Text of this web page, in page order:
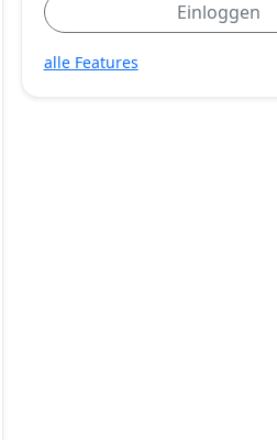
Einloggen
alle Features